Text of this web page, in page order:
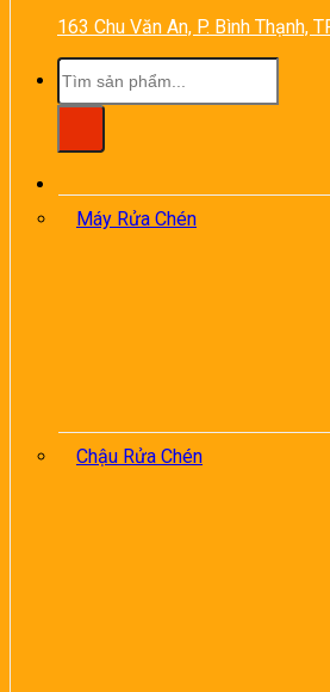
163 Chu Văn An, P. Bình Thạnh,
Tìm
kiếm:
Máy Rửa Chén
Chậu Rửa Chén